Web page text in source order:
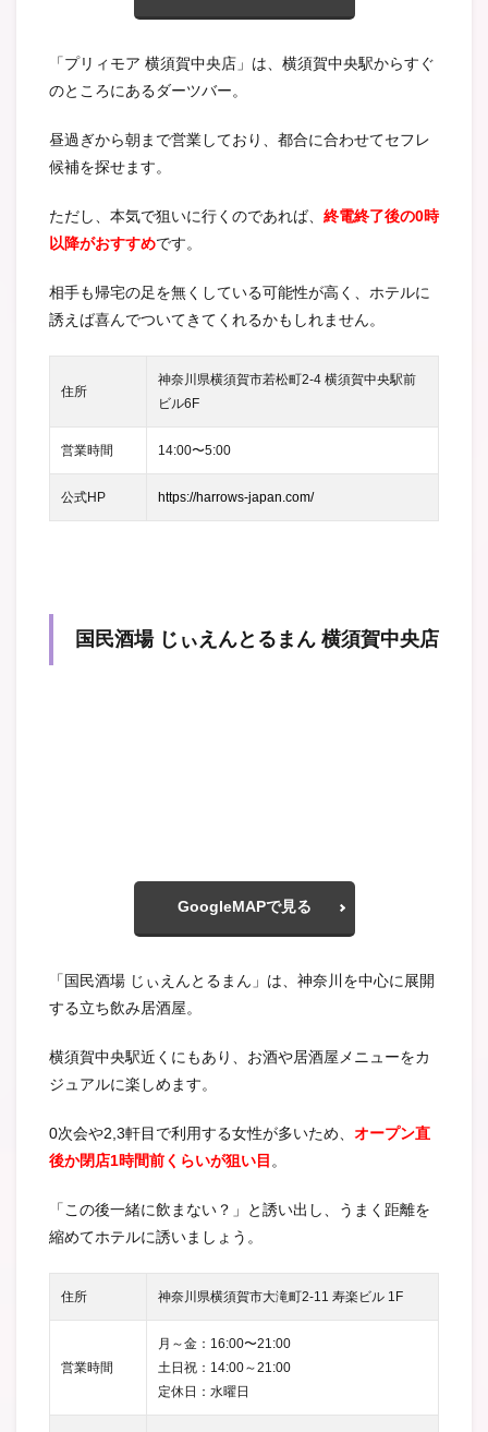
「プリィモア 横須賀中央店」は、横須賀中央駅からすぐ
のところにあるダーツバー。
昼過ぎから朝まで営業しており、都合に合わせてセフレ
候補を探せます。
ただし、本気で狙いに行くのであれば、 終電終了後の0時
以降がおすすめです。
相手も帰宅の足を無くしている可能性が高く、ホテルに
誘えば喜んでついてきてくれるかもしれません。
住所
神奈川県横須賀市若松町2-4 横須賀中央駅前
ビル6F
営業時間 14:00〜5:00
公式HP https://harrows-japan.com/
国民酒場 じぃえんとるまん 横須賀中央店
GoogleMAPで見る
「国民酒場 じぃえんとるまん」は、神奈川を中心に展開
する立ち飲み居酒屋。
横須賀中央駅近くにもあり、お酒や居酒屋メニューをカ
ジュアルに楽しめます。
0次会や2,3軒目で利用する女性が多いため、 オープン直
後か閉店1時間前くらいが狙い目 。
「この後一緒に飲まない？」と誘い出し、うまく距離を
縮めてホテルに誘いましょう。
住所 神奈川県横須賀市大滝町2-11 寿楽ビル 1F
営業時間
月～金：16:00〜21:00
土日祝：14:00～21:00
定休日：水曜日